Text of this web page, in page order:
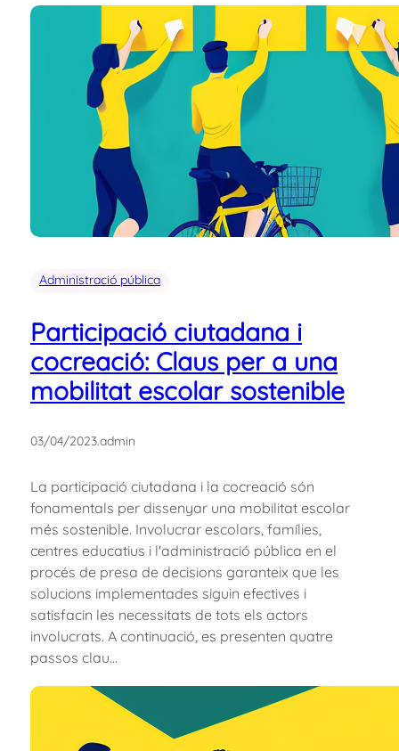
Administració pública
Participació ciutadana i
cocreació: Claus per a una
mobilitat escolar sostenible
03/04/2023.admin
La participació ciutadana i la cocreació són
fonamentals per dissenyar una mobilitat escolar
més sostenible. Involucrar escolars, famílies,
centres educatius i l'administració pública en el
procés de presa de decisions garanteix que les
solucions implementades siguin efectives i
satisfacin les necessitats de tots els actors
involucrats. A continuació, es presenten quatre
passos clau…